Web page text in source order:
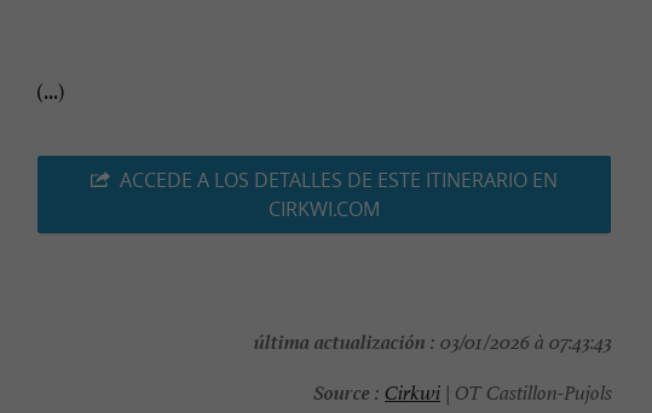
(...)
ACCEDE A LOS DETALLES DE ESTE ITINERARIO EN
CIRKWI.COM
última actualización : 03/01/2026 à 07:43:43
Source : Cirkwi| OT Castillon-Pujols